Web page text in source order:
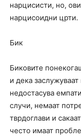
нарцисисти, но,
нарцисоидни црти.
Бик
Биковите
и дека
недостасува
случи, немаат
тврдоглави и
често имаат